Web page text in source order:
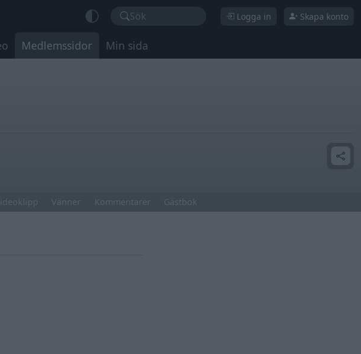
Sök Logga in Skapa konto
Medlemssidor Min sida
Vänner Kommentarer Gästbok